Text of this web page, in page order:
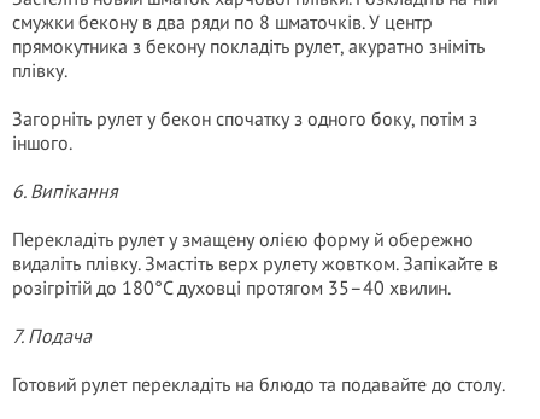
смужки бекону в два ряди по 8 шматочків. У центр
прямокутника з бекону покладіть рулет, акуратно зніміть
плівку.
Загорніть рулет у бекон спочатку з одного боку, потім з
іншого.
6. Випікання
Перекладіть рулет у змащену олією форму й обережно
видаліть плівку. Змастіть верх рулету жовтком. Запікайте в
розігрітій до 180°C духовці протягом 35–40 хвилин.
7. Подача
Готовий рулет перекладіть на блюдо та подавайте до столу.